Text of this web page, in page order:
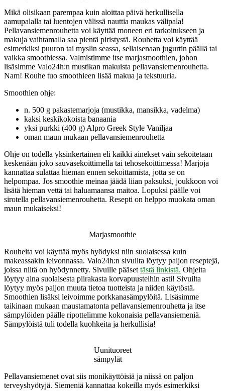
Mikä olisikaan parempaa kuin aloittaa päivä herkullisella
aamupalalla tai luentojen välissä nauttia maukas välipala!
Pellavansiemenrouhetta voi käyttää moneen eri tarkoitukseen ja
makuja vaihtamalla saa pientä piristystä. Rouhetta voi käyttää
esimerkiksi puuron tai myslin seassa, sellaisenaan jugurtin päällä tai
vaikka smoothiessa. Valmistimme itse marjasmoothien, johon
lisäsimme Valo24h:n mustikan makuista pellavansiemenrouhetta.
Nam! Rouhe tuo smoothieen lisää makua ja tekstuuria.
Smoothien ohje:
n. 500 g pakastemarjoja (mustikka, mansikka, vadelma)
kaksi keskikokoista banaania
yksi purkki (400 g) Alpro Greek Style Vaniljaa
oman maun mukaan pellavansiemenrouhetta
Ohje on todella yksinkertainen eli kaikki ainekset vain sekoitetaan
keskenään joko sauvasekoittimella tai tehosekoittimessa! Marjoja
kannattaa sulattaa hieman ennen sekoittamista, jotta se on
helpompaa. Jos smoothie meinaa jäädä liian paksuksi, joukkoon voi
lisätä hieman vettä tai haluamaansa maitoa. Lopuksi päälle voi
sirotella pellavansiemenrouhetta. Resepti on helppo muokata oman
maun mukaiseksi!
Marjasmoothie
Rouheita voi käyttää myös hyödyksi niin suolaisessa kuin
makeassakin leivonnassa. Valo24h:n sivuilta löytyy paljon reseptejä,
joissa niitä on hyödynnetty. Sivuille pääset tästä linkistä. Ohjeita
löytyy aina suolaisesta piirakasta korvapuusteihin asti! Sivuilta
löytyy myös paljon muuta tietoa tuotteista ja niiden käytöstä.
Smoothien lisäksi leivoimme porkkanasämpylöitä. Lisäsimme
taikinaan mukaan maustamatonta pellavansiemenrouhetta ja itse
sämpylöiden päälle ripottelimme kokonaisia pellavansiemeniä.
Sämpylöistä tuli todella kuohkeita ja herkullisia!
Uunituoreet
sämpylät
Pellavansiemenet ovat siis monikäyttöisiä ja niissä on paljon
terveyshyötyjä. Siemeniä kannattaa kokeilla myös esimerkiksi